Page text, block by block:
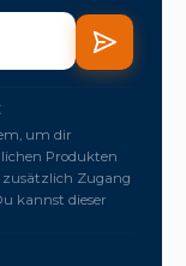
um dir
Produkten
Zugang
kannst dieser